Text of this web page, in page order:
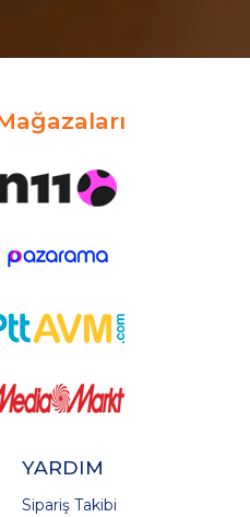
YARDIM
Sipariş Takibi